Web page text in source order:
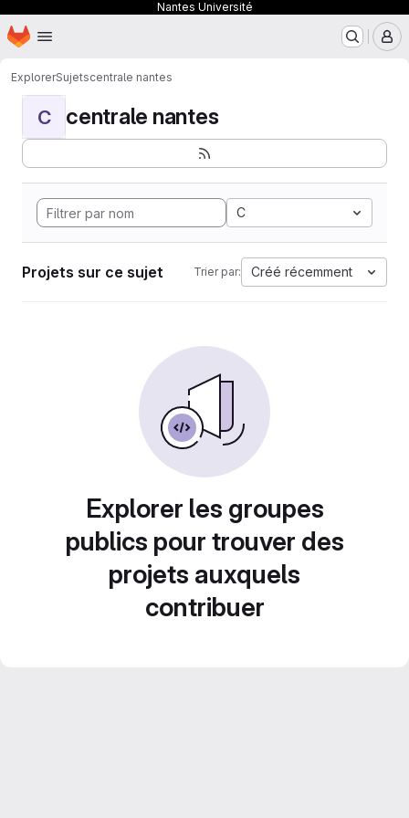
Nantes Université
Passer au contenu principal
Page d'accueil
ExplorerSujetscentrale nantes
C centrale nantes
C
Projets sur ce sujet Trier par: Créé récemment
Explorer les groupes
publics pour trouver des
projets auxquels
contribuer